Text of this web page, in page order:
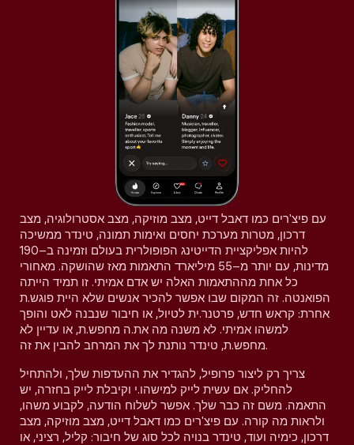
עם פיצ'רים כמו דאבל דייט, מצב מוזיקה, מצב אסטרולוגיה, מצב
דרכון, מטרות מערכת יחסים ואימות תמונה, טינדר ממשיכה
להיות אפליקציית הדייטינג הפופולרית בעולם וזמינה ב–190
מדינות, עם יותר מ–55 מיליארד התאמות מאז שהושקה. מאחורי
כל אחת מההתאמות האלה יש אדם אמיתי. זו תמיד הייתה
הפואנטה. זה המקום שבו אפשר להכיר אנשים שלא היית פוגש.ת
אחרת: קראש חדש, פרטנר.ית לטיול, או חיבור שנבנה לאט והופך
למשהו אמיתי. לא משנה מה את.ה מחפש.ת, או עדיין לא
מחפש.ת, טינדר נותנת לך את המרחב להבין את זה.
צריך רק ליצור פרופיל, להגדיר את ההעדפות שלך, ולהתחיל
להחליק. אם עשית לייק למישהו.י וקיבלת לייק בחזרה, יש
התאמה. משם זה כבר שלך. אפשר לשלוח הודעה, לקבוע משהו,
ולראות מה קורה. עם פיצ'רים כמו דאבל דייט, מצב מוזיקה, מצב
דרכון, כימיה ועוד, טינדר בנויה לכל סוג של חיבור: קליל, רציני, או